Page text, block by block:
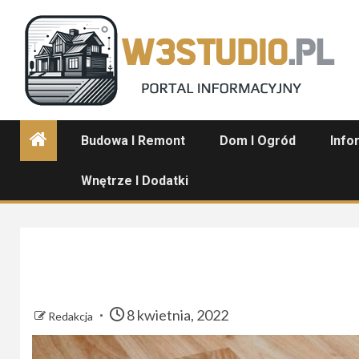
content
Budowa I Remont Dom I Ogród
Wnętrze I Dodatki
Redakcja 8 kwietnia, 2022